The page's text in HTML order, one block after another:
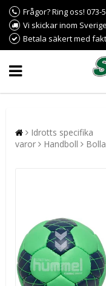
Frågor? Ring oss! 073-
Vi skickar inom
Betala säkert med
Idrotts specifika
varor
Handboll